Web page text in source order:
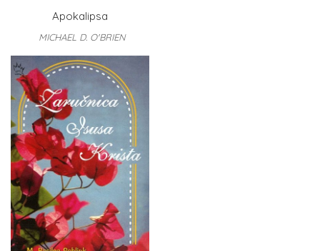
Apokalipsa
MICHAEL D. O'BRIEN